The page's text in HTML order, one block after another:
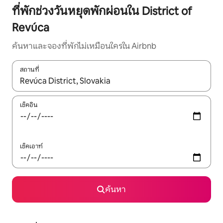
ที่พักช่วงวันหยุดพักผ่อนใน District of
Revúca
ค้นหาและจองที่พักไม่เหมือนใครใน Airbnb
สถานที่
ใช้ลูกศรขึ้นลง หรือใช้การสัมผัสหรือปัด เพื่อสำรวจผลการค้นหา
เช็คอิน
เช็คเอาท์
ค้นหา